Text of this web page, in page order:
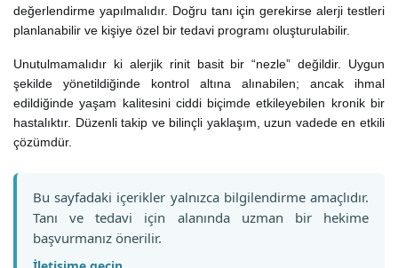
değerlendirme yapılmalıdır. Doğru tanı için gerekirse alerji testleri
planlanabilir ve kişiye özel bir tedavi programı oluşturulabilir.
Unutulmamalıdır ki alerjik rinit basit bir “nezle” değildir. Uygun
şekilde yönetildiğinde kontrol altına alınabilen; ancak ihmal
edildiğinde yaşam kalitesini ciddi biçimde etkileyebilen kronik bir
hastalıktır. Düzenli takip ve bilinçli yaklaşım, uzun vadede en etkili
çözümdür.
Bu sayfadaki içerikler yalnızca bilgilendirme amaçlıdır.
Tanı ve tedavi için alanında uzman bir hekime
başvurmanız önerilir.